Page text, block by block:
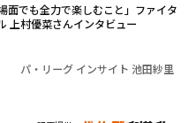
面でも全力で楽しむこと」ファイタ
上村優菜さんインタビュー
パ・リーグ インサイト 池田紗里